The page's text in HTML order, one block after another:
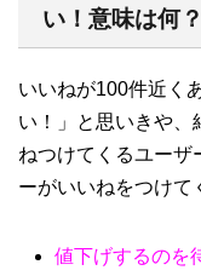
い！意味は何？
いいねが100件近く
い！」と思いきや、
ねつけてくるユーザ
ーがいいねをつけて
値下げするのを